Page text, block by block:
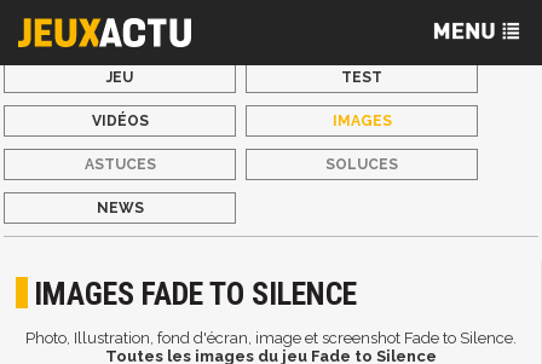
JEU TEST
VIDÉOS IMAGES
ASTUCES SOLUCES
NEWS
IMAGES FADE TO SILENCE
Photo, Illustration, fond d'écran, image et screenshot Fade to Silence.
Toutes les images du jeu Fade to Silence